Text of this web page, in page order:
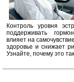
Контроль уровня
поддерживать
влияет на
здоровье и снижает
Узнайте, почему это